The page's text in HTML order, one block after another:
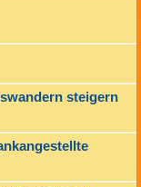
steigern